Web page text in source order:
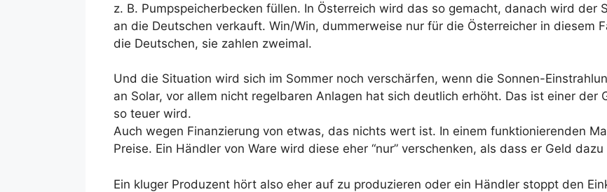
z. B. Pumpspeicherbecken füllen. In Österreich wird das so gemacht, danach wird der
an die Deutschen verkauft. Win/Win, dummerweise nur für die Österreicher in diesem
die Deutschen, sie zahlen zweimal.
Und die Situation wird sich im Sommer noch verschärfen, wenn die Sonnen-
an Solar, vor allem nicht regelbaren Anlagen hat sich deutlich erhöht. Das ist einer der
so teuer wird.
Auch wegen Finanzierung von etwas, das nichts wert ist. In einem funktionierenden
Preise. Ein Händler von Ware wird diese eher “nur” verschenken, als dass er Geld
Ein kluger Produzent hört also eher auf zu produzieren oder ein Händler stoppt den